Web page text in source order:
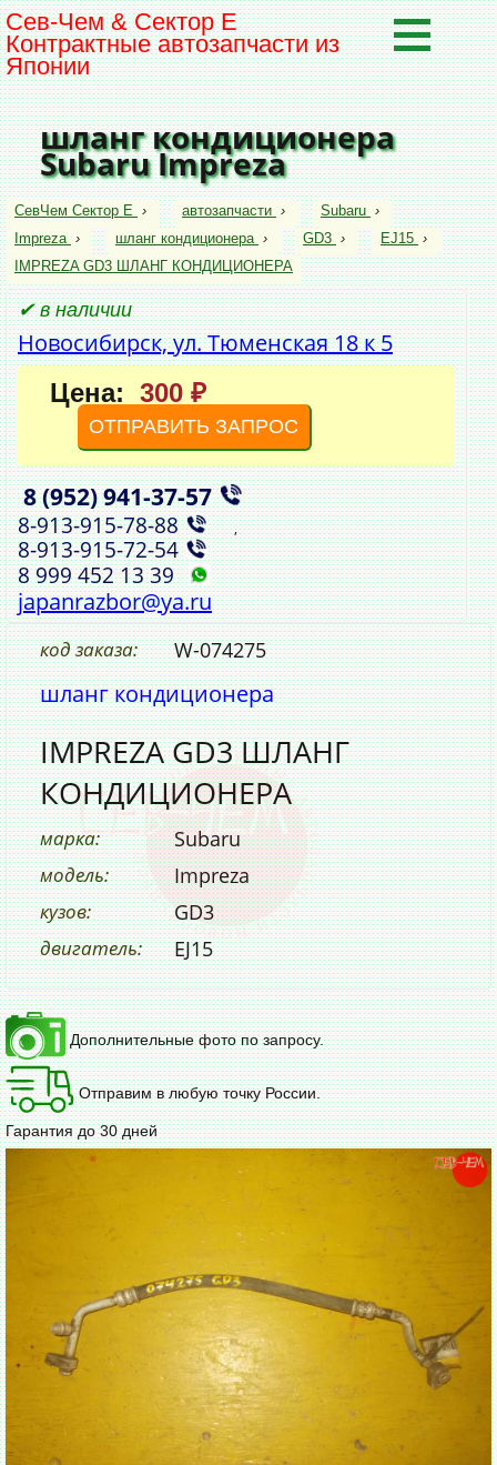
Сев-Чем & Сектор Е
Контрактные автозапчасти из
Японии
шланг кондиционера
Subaru Impreza
СевЧем Сектор Е › автозапчасти › Subaru ›
Impreza › шланг кондиционера › GD3 › EJ15 ›
IMPREZA GD3 ШЛАНГ КОНДИЦИОНЕРА
✔ в наличии
Новосибирск, ул. Тюменская 18 к 5
Цена: 300 ₽
ОТПРАВИТЬ ЗАПРОС
8 (952)941‑37‑57 ,
8‑913‑915‑78‑88 ,
8‑913‑915‑72‑54
8 999 452 13 39
japanrazbor@ya.ru
код заказа: W-074275
шланг кондиционера
IMPREZA GD3 ШЛАНГ
КОНДИЦИОНЕРА
марка: Subaru
модель: Impreza
кузов: GD3
двигатель: EJ15
Дополнительные фото по запросу.
Отправим в любую точку России.
Гарантия до 30 дней